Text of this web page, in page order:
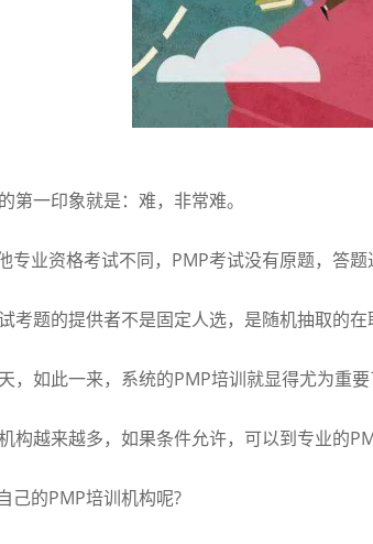
一印象就是：难，非常难。
业资格考试不同，PMP考试没有原题，答题
题的提供者不是固定人选，是随机抽取的在
如此一来，系统的PMP培训就显得尤为重要
越来越多，如果条件允许，可以到专业的
的PMP培训机构呢?